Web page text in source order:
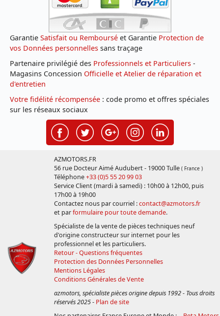
Garantie Satisfait ou Remboursé et Garantie Protection de
vos Données personnelles sans traçage
Partenaire privilégié des Professionnels et Particuliers -
Magasins Concession Officielle et Atelier de réparation et
d'entretien
Votre fidélité récompensée : code promo et offres spéciales
sur les réseaux sociaux
AZMOTORS.FR
56 rue Docteur Aimé Audubert - 19000 Tulle ( France )
Téléphone+33 (0)5 55 20 99 03
Service Client (mardi à samedi) : 10h00 à 12h00, puis
17h00 à 19h00
Contactez nous par courriel :contact@azmotors.fr
et parformulaire pour toute demande.
Spécialiste de la vente de pièces techniques neuf
d'origine constructeur sur internet pour les
professionnel et les particuliers.
Retour - Questions fréquentes
Protection des Données Personnelles
Mentions Légales
Conditions Générales de Vente
azmotors, spécialiste pièces origine depuis 1992 - Tous droits
réservés 2025- Plan de site